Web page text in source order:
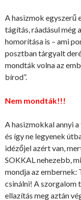
A hasizmok
tágítás, ráadásul még
homorítása is – ami
posztban tárgyalt
mondták volna az
bírod”.
Nem mondták!!!
A hasizmokkal annyi
és így ne legyenek
idézőjel azért van,
SOKKAL nehezebb,
mondja az embernek:
csinálni! A szorgalom
ellazítás meg aztán